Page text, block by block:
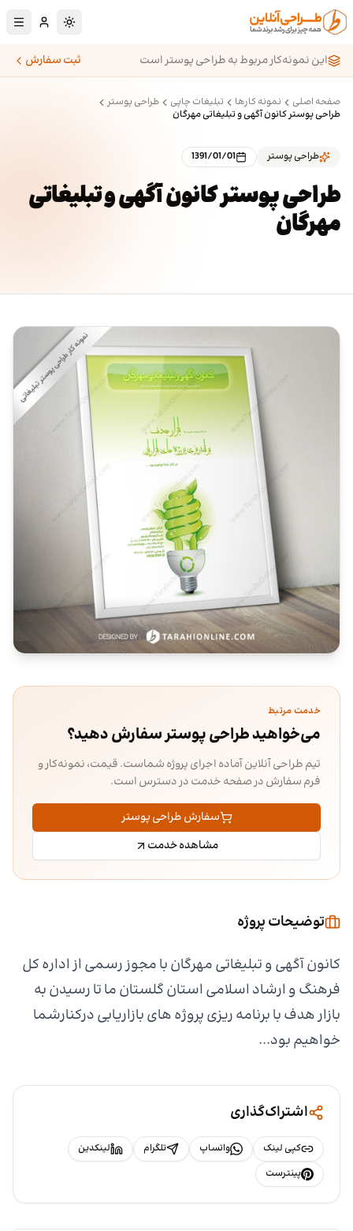
پرش به محتوای اصلی
تغییر به حالت
این نمونه‌کار مربوط به طراحی پوستر است
ثبت سفارش
صفحه اصلی نمونه کارها تبلیغات چاپی
طراحی پوستر
طراحی پوستر کانون آگهی و تبلیغاتی مهرگان
طراحی پوستر 1391/01/01
طراحی پوستر کانون آگهی و تبلیغاتی
مهرگان
خدمت مرتبط
می‌خواهید طراحی پوستر سفارش دهید؟
تیم طراحی آنلاین آماده اجرای پروژه شماست. قیمت، نمونه‌کار و
فرم سفارش در صفحه خدمت در دسترس است.
سفارش طراحی پوستر
مشاهده خدمت
توضیحات پروژه
کانون آگهی و تبلیغاتی مهرگان با مجوز رسمی از اداره کل
فرهنگ و ارشاد اسلامی استان گلستان ما تا رسیدن به
بازار هدف با برنامه ریزی پروژه های بازاریابی درکنارشما
خواهیم بود...
اشتراک‌گذاری
کپی لینک واتساپ تلگرام
لینکدین
پینترست